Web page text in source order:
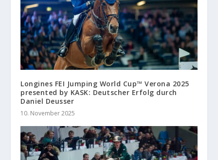
Longines FEI Jumping World Cup™ Verona 2025
presented by KASK: Deutscher Erfolg durch
Daniel Deusser
10. November 2025